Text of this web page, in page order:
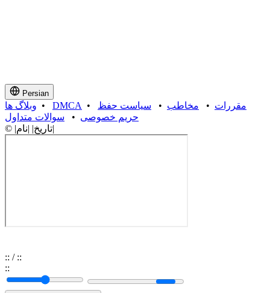
Persian
وبلاگ ها • DMCA • مقررات • مخاطب • سیاست حفظ
حریم خصوصی • سوالات متداول
© |تاریخ| |نام|
:: / ::
::